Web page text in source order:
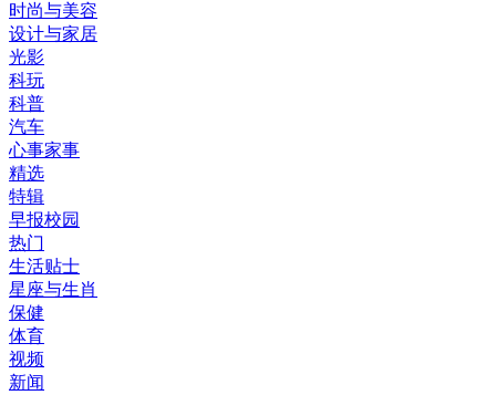
时尚与美容
设计与家居
光影
科玩
科普
汽车
心事家事
精选
特辑
早报校园
热门
生活贴士
星座与生肖
保健
体育
视频
新闻